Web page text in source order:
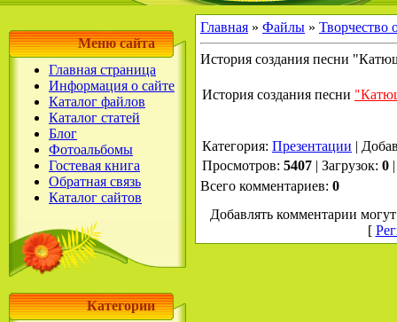
Меню сайта
Главная страница
Информация о сайте
Каталог файлов
Каталог статей
Блог
Фотоальбомы
Гостевая книга
Обратная связь
Каталог сайтов
Категории
Главная » Файлы » Творчество
История создания песни
История создания песни
Категория: Презентации |
Просмотров: 5407 | Загрузок: 0
Всего комментариев: 0
Добавлять комментарии
[